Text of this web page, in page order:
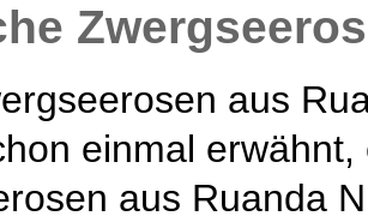
aus
einmal
aus Ruanda